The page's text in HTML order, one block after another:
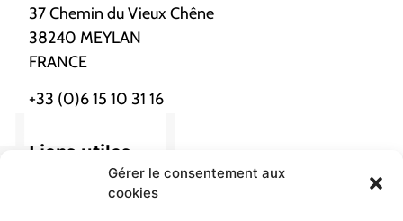
Gérer le consentement aux
cookies
37 Chemin du Vieux Chêne
38240 MEYLAN
FRANCE
+33 (0)6 15 10 31 16
Liens utiles
Nous localiser